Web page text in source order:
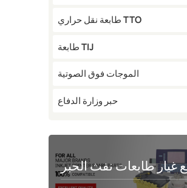
طابعة نقل حراري TTO
طابعة TIJ
الموجات فوق الصوتية
حبر وزارة الدفاع
غيار طابعات نفث الحبر